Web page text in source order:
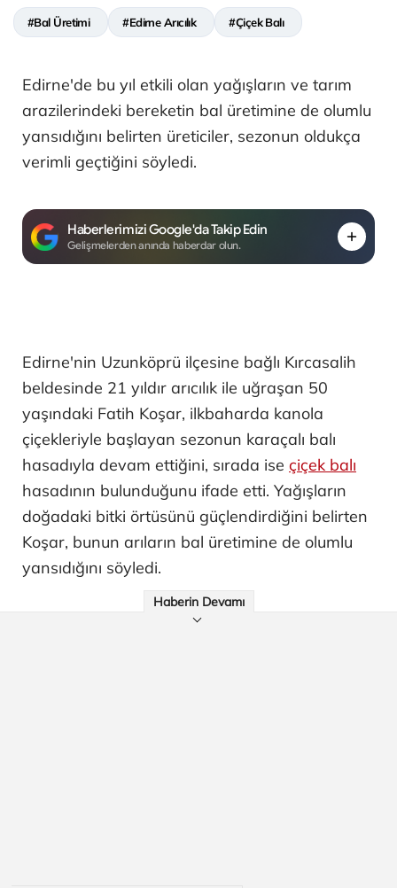
#Bal Üretimi #Edirne Arıcılık #Çiçek Balı
Edirne'de bu yıl etkili olan yağışların ve tarım
arazilerindeki bereketin bal üretimine de olumlu
yansıdığını belirten üreticiler, sezonun oldukça
verimli geçtiğini söyledi.
Haberlerimizi Google'da Takip Edin
Gelişmelerden anında haberdar olun.
Edirne'nin Uzunköprü ilçesine bağlı Kırcasalih
beldesinde 21 yıldır arıcılık ile uğraşan 50
yaşındaki Fatih Koşar, ilkbaharda kanola
çiçekleriyle başlayan sezonun karaçalı balı
hasadıyla devam ettiğini, sırada ise çiçek balı
hasadının bulunduğunu ifade etti. Yağışların
doğadaki bitki örtüsünü güçlendirdiğini belirten
Koşar, bunun arıların bal üretimine de olumlu
yansıdığını söyledi.
Haberin Devamı